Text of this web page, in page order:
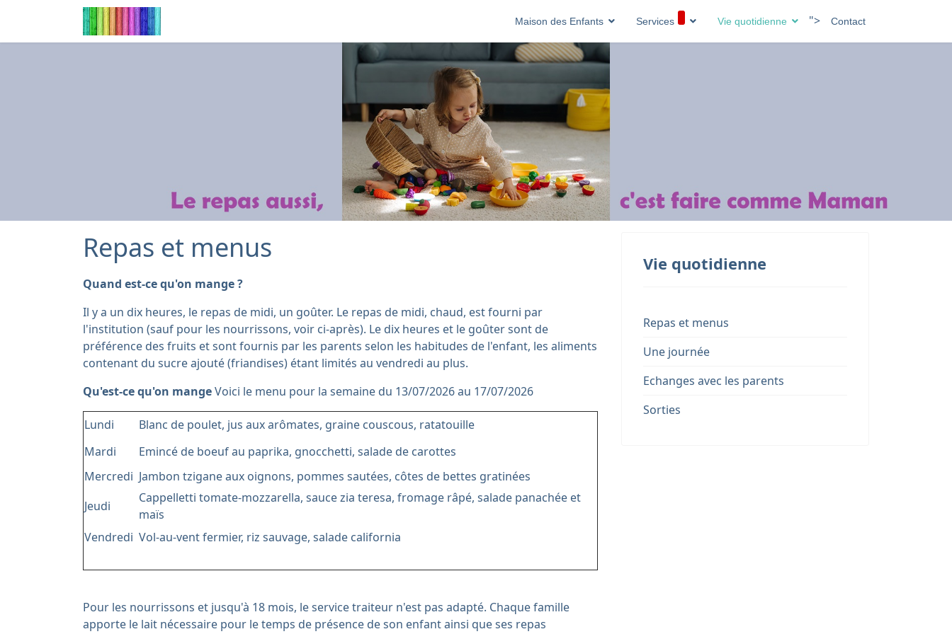
Maison des Enfants Services Vie quotidienne "> Contact
Repas et menus
Quand est-ce qu'on mange ?
Il y a un dix heures, le repas de midi, un goûter. Le repas de midi, chaud, est fourni par
l'institution (sauf pour les nourrissons, voir ci-après). Le dix heures et le goûter sont de
préférence des fruits et sont fournis par les parents selon les habitudes de l'enfant, les aliments
contenant du sucre ajouté (friandises) étant limités au vendredi au plus.
Qu'est-ce qu'on mangeVoici le menu pour la semaine du 13/07/2026 au 17/07/2026
Lundi
Blanc de poulet, jus aux arômates, graine couscous, ratatouille
Mardi
Emincé de boeuf au paprika, gnocchetti, salade de carottes
Mercredi Jambon tzigane aux oignons, pommes sautées, côtes de bettes gratinées
Jeudi
Cappelletti tomate-mozzarella, sauce zia teresa, fromage râpé, salade panachée et
maïs
Vendredi Vol-au-vent fermier, riz sauvage, salade california
Pour les nourrissons et jusqu'à 18 mois, le service traiteur n'est pas adapté. Chaque famille
apporte le lait nécessaire pour le temps de présence de son enfant ainsi que ses repas
Vie quotidienne
Repas et menus
Une journée
Echanges avec les parents
Sorties